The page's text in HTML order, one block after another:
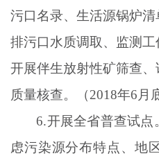
污口名录、生活源锅炉清
排污口水质调取、监测
开展伴生放射性矿筛查
质量核查。（2018年6月
6.开展全省普查试
虑污染源分布特点、地